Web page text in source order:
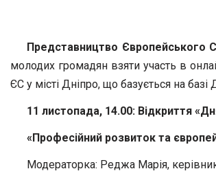
Представництво Європейського
молодих громадян взяти участь в
ЄС у місті Дніпро, що базується на
11 листопада, 14.00: Відкриття
«Професійний розвиток та
Модераторка: Реджа Марія,